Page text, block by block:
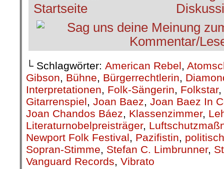
└ Schlagwörter: American Rebel,
Gibson, Bühne, Bürgerrechtlerin,
Interpretationen, Folk-Sängerin, Folkstar,
Gitarrenspiel, Joan Baez, Joan Baez In
Joan Chandos Báez, Klassenzimmer,
Literaturnobelpreisträger,
Newport Folk Festival, Pazifistin,
Sopran-Stimme, Stefan C. Limbrunner,
Vanguard Records, Vibrato